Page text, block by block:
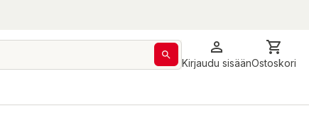
Kirjaudu sisäänOstoskori